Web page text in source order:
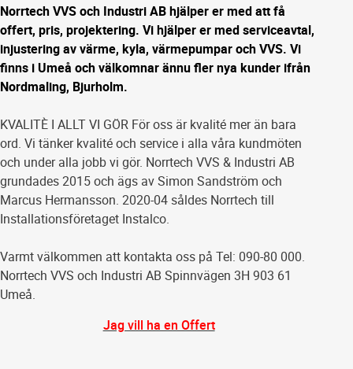
Norrtech VVS och Industri AB hjälper er med att få
offert, pris, projektering. Vi hjälper er med serviceavtal,
injustering av värme, kyla, värmepumpar och VVS. Vi
finns i Umeå och välkomnar ännu fler nya kunder ifrån
Nordmaling, Bjurholm.
KVALITÈ I ALLT VI GÖR För oss är kvalité mer än bara
ord. Vi tänker kvalité och service i alla våra kundmöten
och under alla jobb vi gör. Norrtech VVS & Industri AB
grundades 2015 och ägs av Simon Sandström och
Marcus Hermansson. 2020-04 såldes Norrtech till
Installationsföretaget Instalco.
Varmt välkommen att kontakta oss på Tel: 090-80 000.
Norrtech VVS och Industri AB Spinnvägen 3H 903 61
Umeå.
Jag vill ha en Offert